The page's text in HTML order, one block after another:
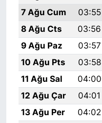
7 Ağu Cum
03:55
8 Ağu Cts
03:56
9 Ağu Paz
03:57
10 Ağu Pts
03:58
11 Ağu Sal
04:00
12 Ağu Çar
04:01
13 Ağu Per
04:02